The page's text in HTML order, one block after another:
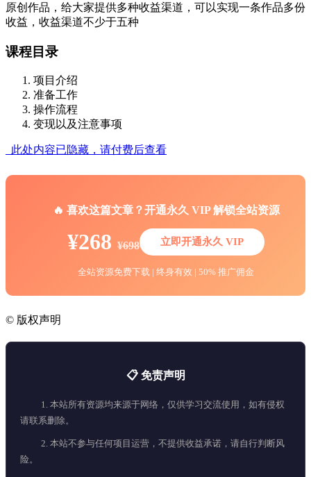
原创作品，给大家提供多种收益渠道，可以实现一条作品多份
收益，收益渠道不少于五种
课程目录
项目介绍
准备工作
操作流程
变现以及注意事项
此处内容已隐藏，请付费后查看
🔥 喜欢这篇文章？开通永久 VIP 解锁全站资源
¥268 ¥698 立即开通永久 VIP
全站资源免费下载 | 终身有效 | 50% 推广佣金
© 版权声明
📋 免责声明
1. 本站所有资源均来源于网络，仅供学习交流使用，如有侵权
请联系删除。
2. 本站不参与任何项目运营，不提供收益承诺，请自行判断风
险。